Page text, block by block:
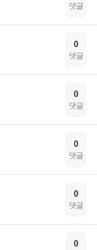
댓글
0
댓글
0
댓글
0
댓글
0
댓글
0